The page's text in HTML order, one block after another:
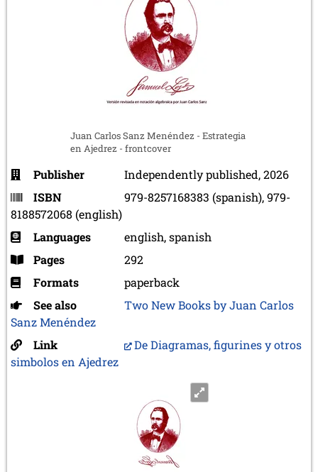
Juan Carlos Sanz Menéndez - Estrategia
en Ajedrez - frontcover
Publisher
Independently published, 2026
ISBN
979-8257168383 (spanish), 979-
8188572068 (english)
Languages
english, spanish
Pages
292
Formats
paperback
See also
Two New Books by Juan Carlos
Sanz Menéndez
Link
De Diagramas, figurines y otros
simbolos en Ajedrez